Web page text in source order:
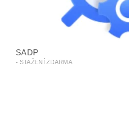
SADP
- STAŽENÍ ZDARMA